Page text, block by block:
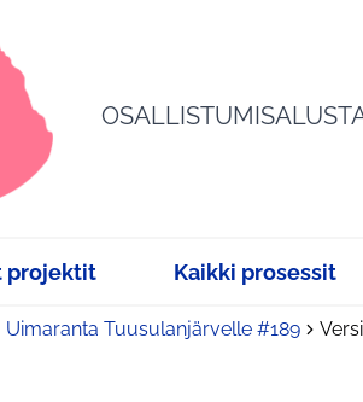
projektit Kaikki prosessit
Uimaranta Tuusulanjärvelle #189